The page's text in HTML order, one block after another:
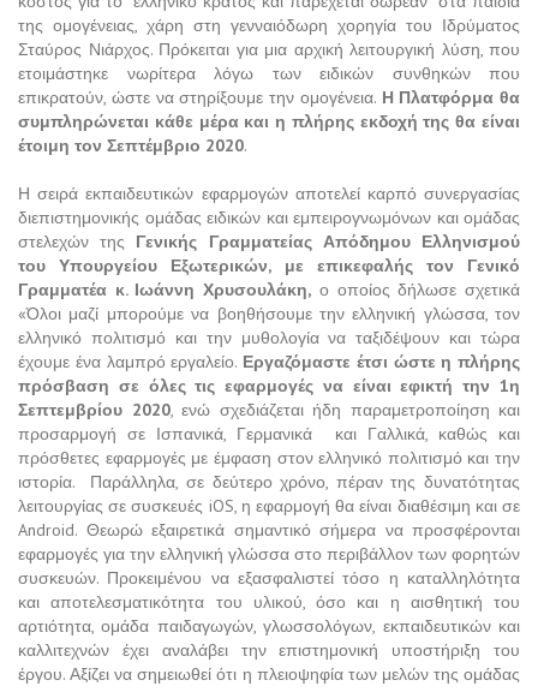
της ομογένειας, χάρη στη γενναιόδωρη χορηγία του Ιδρύματος
Σταύρος Νιάρχος. Πρόκειται για μια αρχική λειτουργική λύση, που
ετοιμάστηκε νωρίτερα λόγω των ειδικών συνθηκών που
επικρατούν, ώστε να στηρίξουμε την ομογένεια. Η Πλατφόρμα θα
συμπληρώνεται κάθε μέρα και η πλήρης εκδοχή της θα είναι
έτοιμη τον Σεπτέμβριο 2020.
Η σειρά εκπαιδευτικών εφαρμογών αποτελεί καρπό συνεργασίας
διεπιστημονικής ομάδας ειδικών και εμπειρογνωμόνων και ομάδας
στελεχών της Γενικής Γραμματείας Απόδημου Ελληνισμού
του Υπουργείου Εξωτερικών, με επικεφαλής τον Γενικό
Γραμματέα κ. Ιωάννη Χρυσουλάκη, ο οποίος δήλωσε σχετικά
«Όλοι μαζί μπορούμε να βοηθήσουμε την ελληνική γλώσσα, τον
ελληνικό πολιτισμό και την μυθολογία να ταξιδέψουν και τώρα
έχουμε ένα λαμπρό εργαλείο. Εργαζόμαστε έτσι ώστε η πλήρης
πρόσβαση σε όλες τις εφαρμογές να είναι εφικτή την 1η
Σεπτεμβρίου 2020, ενώ σχεδιάζεται ήδη παραμετροποίηση και
προσαρμογή σε Ισπανικά, Γερμανικά και Γαλλικά, καθώς και
πρόσθετες εφαρμογές με έμφαση στον ελληνικό πολιτισμό και την
ιστορία. Παράλληλα, σε δεύτερο χρόνο, πέραν της δυνατότητας
λειτουργίας σε συσκευές iOS, η εφαρμογή θα είναι διαθέσιμη και σε
Android. Θεωρώ εξαιρετικά σημαντικό σήμερα να προσφέρονται
εφαρμογές για την ελληνική γλώσσα στο περιβάλλον των φορητών
συσκευών. Προκειμένου να εξασφαλιστεί τόσο η καταλληλότητα
και αποτελεσματικότητα του υλικού, όσο και η αισθητική του
αρτιότητα, ομάδα παιδαγωγών, γλωσσολόγων, εκπαιδευτικών και
καλλιτεχνών έχει αναλάβει την επιστημονική υποστήριξη του
έργου. Αξίζει να σημειωθεί ότι η πλειοψηφία των μελών της ομάδας